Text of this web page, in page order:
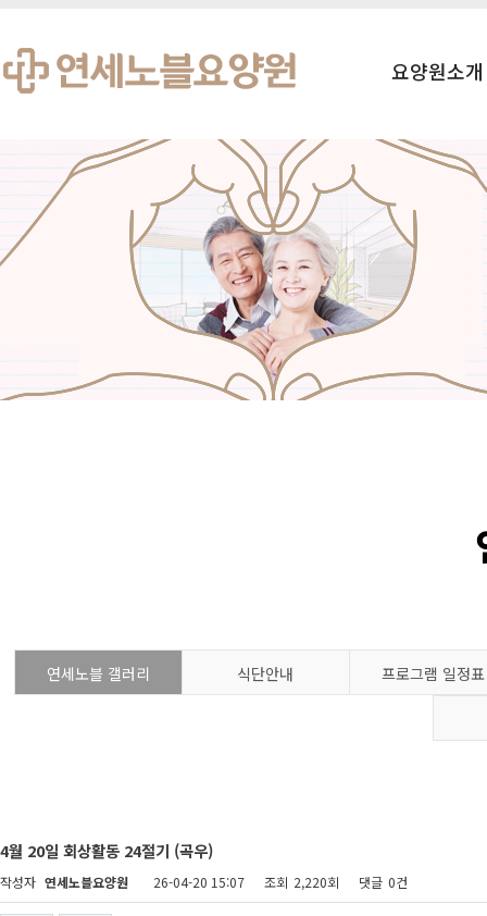
요양원소개
연세노블 갤러리 식단안내 프로그램 일정표
4월 20일 회상활동 24절기 (곡우)
작성자 연세노블요양원 26-04-20 15:07 조회 2,220회 댓글 0건